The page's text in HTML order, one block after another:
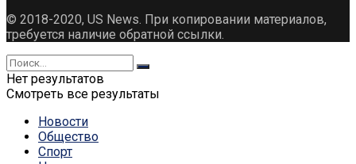
© 2018-2020, US News. При копировании материалов,
требуется наличие обратной ссылки.
Нет результатов
Смотреть все результаты
Новости
Общество
Спорт